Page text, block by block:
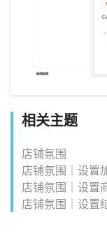
相关主题
店铺氛围
店铺氛围｜设置
店铺氛围｜设置
店铺氛围｜设置